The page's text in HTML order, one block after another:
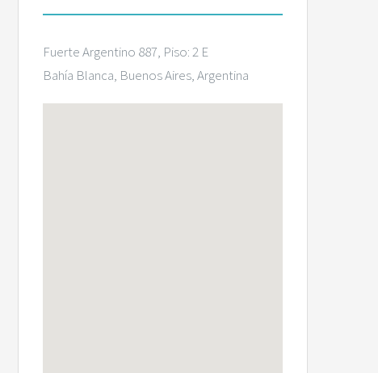
Fuerte Argentino 887, Piso: 2 E
Bahía Blanca, Buenos Aires, Argentina